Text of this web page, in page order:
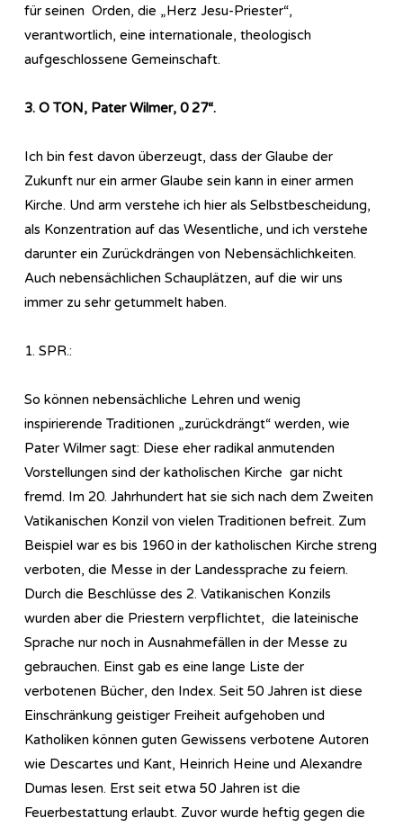
für seinen Orden, die „Herz Jesu-Priester“,
verantwortlich, eine internationale, theologisch
aufgeschlossene Gemeinschaft.
3. O TON, Pater Wilmer, 0 27“.
Ich bin fest davon überzeugt, dass der Glaube der
Zukunft nur ein armer Glaube sein kann in einer armen
Kirche. Und arm verstehe ich hier als Selbstbescheidung,
als Konzentration auf das Wesentliche, und ich verstehe
darunter ein Zurückdrängen von Nebensächlichkeiten.
Auch nebensächlichen Schauplätzen, auf die wir uns
immer zu sehr getummelt haben.
1. SPR.:
So können nebensächliche Lehren und wenig
inspirierende Traditionen „zurückdrängt“ werden, wie
Pater Wilmer sagt: Diese eher radikal anmutenden
Vorstellungen sind der katholischen Kirche gar nicht
fremd. Im 20. Jahrhundert hat sie sich nach dem Zweiten
Vatikanischen Konzil von vielen Traditionen befreit. Zum
Beispiel war es bis 1960 in der katholischen Kirche streng
verboten, die Messe in der Landessprache zu feiern.
Durch die Beschlüsse des 2. Vatikanischen Konzils
wurden aber die Priestern verpflichtet, die lateinische
Sprache nur noch in Ausnahmefällen in der Messe zu
gebrauchen. Einst gab es eine lange Liste der
verbotenen Bücher, den Index. Seit 50 Jahren ist diese
Einschränkung geistiger Freiheit aufgehoben und
Katholiken können guten Gewissens verbotene Autoren
wie Descartes und Kant, Heinrich Heine und Alexandre
Dumas lesen. Erst seit etwa 50 Jahren ist die
Feuerbestattung erlaubt. Zuvor wurde heftig gegen die